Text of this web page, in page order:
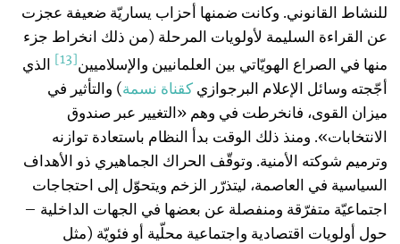
للنشاط القانوني. وكانت ضمنها أحزاب يساريّة ضعيفة عجزت
عن القراءة السليمة لأولويات المرحلة (من ذلك انخراط جزء
منها في الصراع الهويّاتي بين العلمانيين والإسلاميين[13]
الذي
أجّجته وسائل الإعلام البرجوازي كقناة نسمة) والتأثير في
ميزان القوى، فانخرطت في وهم «التغيير عبر صندوق
الانتخابات». ومنذ ذلك الوقت بدأ النظام باستعادة توازنه
وترميم شوكته الأمنية. وتوقّف الحراك الجماهيري ذو الأهداف
السياسية في العاصمة، ليتذرّر الزخم ويتحوّل إلى احتجاجات
اجتماعيّة متفرّقة ومنفصلة عن بعضها في الجهات الداخلية –
حول أولويات اقتصادية واجتماعية محلّية أو فئويّة (مثل